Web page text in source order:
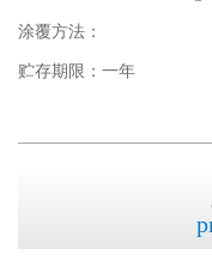
涂覆方法：
贮存期限：一年